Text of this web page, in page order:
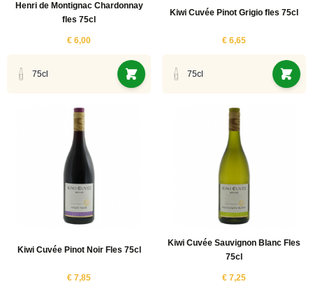
Henri de Montignac Chardonnay
fles 75cl
€ 6,00
75cl
Kiwi Cuvée Pinot Grigio fles 75cl
€ 6,65
75cl
Kiwi Cuvée Pinot Noir Fles 75cl
€ 7,85
Kiwi Cuvée Sauvignon Blanc Fles
75cl
€ 7,25